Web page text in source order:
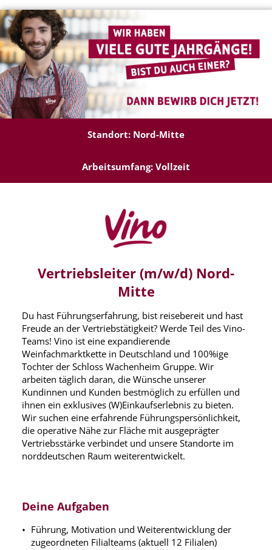
Standort: Nord-Mitte
Arbeitsumfang: Vollzeit
Vertriebsleiter (m/w/d) Nord-
Mitte
Du hast Führungserfahrung, bist reisebereit und hast
Freude an der Vertriebstätigkeit? Werde Teil des Vino-
Teams! Vino ist eine expandierende
Weinfachmarktkette in Deutschland und 100%ige
Tochter der Schloss Wachenheim Gruppe. Wir
arbeiten täglich daran, die Wünsche unserer
Kundinnen und Kunden bestmöglich zu erfüllen und
ihnen ein exklusives (W)Einkaufserlebnis zu bieten.
Wir suchen eine erfahrende Führungspersönlichkeit,
die operative Nähe zur Fläche mit ausgeprägter
Vertriebsstärke verbindet und unsere Standorte im
norddeutschen Raum weiterentwickelt.
Deine Aufgaben
Führung, Motivation und Weiterentwicklung der
zugeordneten Filialteams (aktuell 12 Filialen)